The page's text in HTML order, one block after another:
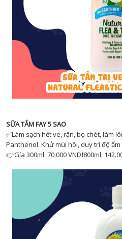
SỮA TẮM FAY 5 SAO
✅Làm sạch hết ve, rận, bọ chét, làm
Panthenol. Khử mùi hôi, duy trì độ
👉Gía 300ml: 70.000 VND❗800ml: